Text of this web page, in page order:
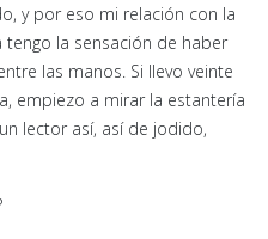
y por eso mi relación con la
tengo la sensación de haber
las manos. Si llevo veinte
empiezo a mirar la estantería
lector así, así de jodido,